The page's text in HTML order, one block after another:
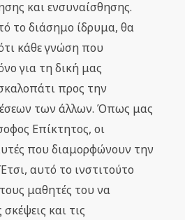
και ενσυναίσθησης.
το διάσημο ίδρυμα, θα
κάθε γνώση που
για τη δική μας
προς την
των άλλων. Όπως μας
Επίκτητος, οι
που διαμορφώνουν την
αυτό το ινστιτούτο
μαθητές του να
και τις